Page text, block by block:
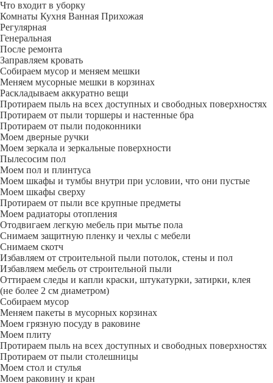
Что входит в уборку
Регу­лярная
Гене­ральная
После ремонта
Заправляем кровать
Собираем мусор и меняем мешки
Меняем мусорные мешки в корзинах
Раскладываем аккуратно вещи
Протираем пыль на всех доступных и свободных поверхностях
Протираем от пыли торшеры и настенные бра
Протираем от пыли подоконники
Моем дверные ручки
Моем зеркала и зеркальные поверхности
Пылесосим пол
Моем пол и плинтуса
Моем шкафы и тумбы внутри при условии, что они пустые
Моем шкафы сверху
Протираем от пыли все крупные предметы
Моем радиаторы отопления
Отодвигаем легкую мебель при мытье пола
Снимаем защитную пленку и чехлы с мебели
Снимаем скотч
Избавляем от строительной пыли потолок, стены и пол
Избавляем мебель от строительной пыли
Оттираем следы и капли краски, штукатурки, затирки, клея
(не более 2 см диаметром)
Собираем мусор
Меняем пакеты в мусорных корзинах
Моем грязную посуду в раковине
Моем плиту
Протираем пыль на всех доступных и свободных поверхностях
Протираем от пыли столешницы
Моем стол и стулья
Моем раковину и кран